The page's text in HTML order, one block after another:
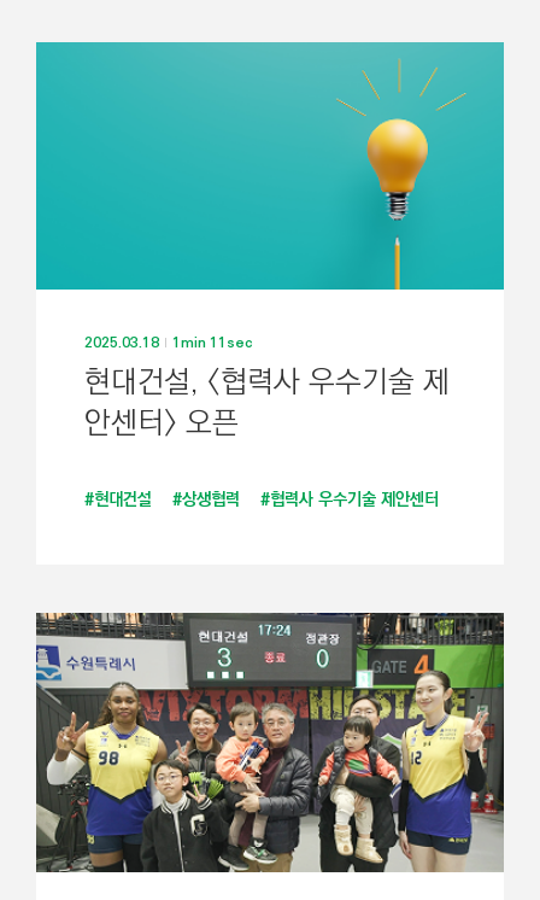
2025.03.18 1min 11sec
현대건설, <협력사 우수기술 제
안센터> 오픈
#현대건설 #상생협력 #협력사 우수기술 제안센터